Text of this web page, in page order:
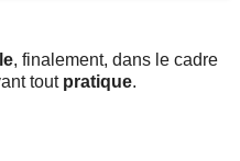
, finalement, dans le cadre
tout pratique.